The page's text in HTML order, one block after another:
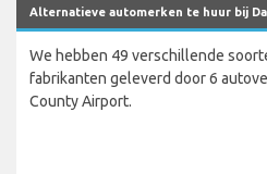
Alternatieve automerken te huur bij
We hebben 49 verschillende
fabrikanten geleverd door 6
County Airport.